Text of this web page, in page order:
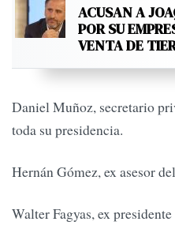
ACUSAN A
POR SU
VENTA DE
Daniel Muñoz, secretario
toda su presidencia.
Hernán Gómez, ex asesor
Walter Fagyas, ex presidente